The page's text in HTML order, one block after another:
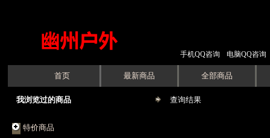
手机QQ咨询 电脑QQ咨询
首页 最新商品 全部商品
我浏览过的商品
特价商品
查询结果